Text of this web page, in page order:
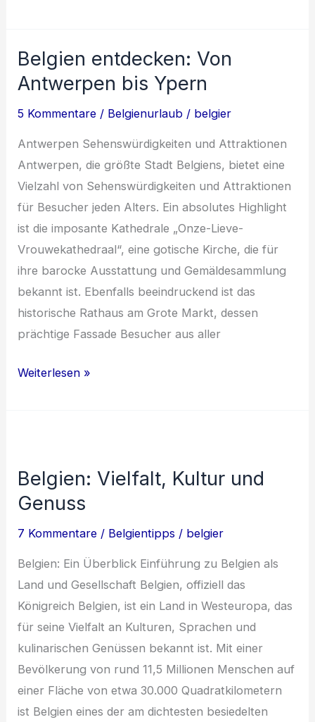
von
Sprache,
und
Kulinarik
Belgien entdecken: Von
Antwerpen bis Ypern
5 Kommentare / Belgienurlaub / belgier
Antwerpen Sehenswürdigkeiten und Attraktionen
Antwerpen, die größte Stadt Belgiens, bietet eine
Vielzahl von Sehenswürdigkeiten und Attraktionen
für Besucher jeden Alters. Ein absolutes Highlight
ist die imposante Kathedrale „Onze-Lieve-
Vrouwekathedraal“, eine gotische Kirche, die für
ihre barocke Ausstattung und Gemäldesammlung
bekannt ist. Ebenfalls beeindruckend ist das
historische Rathaus am Grote Markt, dessen
prächtige Fassade Besucher aus aller
Belgien
Ypern
Weiterlesen »
Belgien: Vielfalt, Kultur und
Genuss
7 Kommentare / Belgientipps / belgier
Belgien: Ein Überblick Einführung zu Belgien als
Land und Gesellschaft Belgien, offiziell das
Königreich Belgien, ist ein Land in Westeuropa, das
für seine Vielfalt an Kulturen, Sprachen und
kulinarischen Genüssen bekannt ist. Mit einer
Bevölkerung von rund 11,5 Millionen Menschen auf
einer Fläche von etwa 30.000 Quadratkilometern
ist Belgien eines der am dichtesten besiedelten